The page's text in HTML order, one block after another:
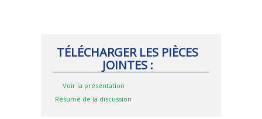
NOTES THÉMATIQUES
TÉLÉCHARGER LES PIÈCES
JOINTES :
Voir la présentation
Résumé de la discussion